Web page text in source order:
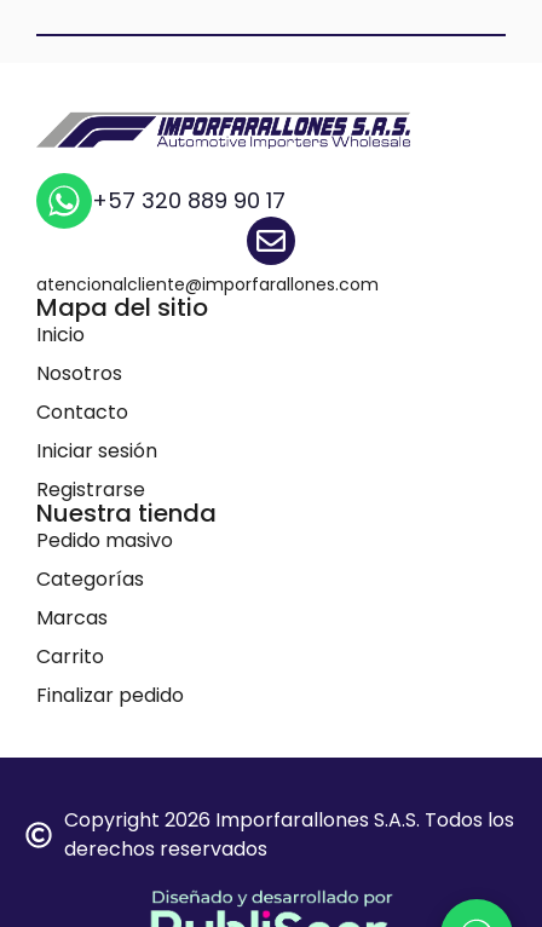
+57 320 889 90 17
atencionalcliente@imporfarallones.com
Mapa del sitio
Inicio
Nosotros
Contacto
Iniciar sesión
Registrarse
Nuestra tienda
Pedido masivo
Categorías
Marcas
Carrito
Finalizar pedido
Copyright 2026 Imporfarallones S.A.S. Todos los
derechos reservados